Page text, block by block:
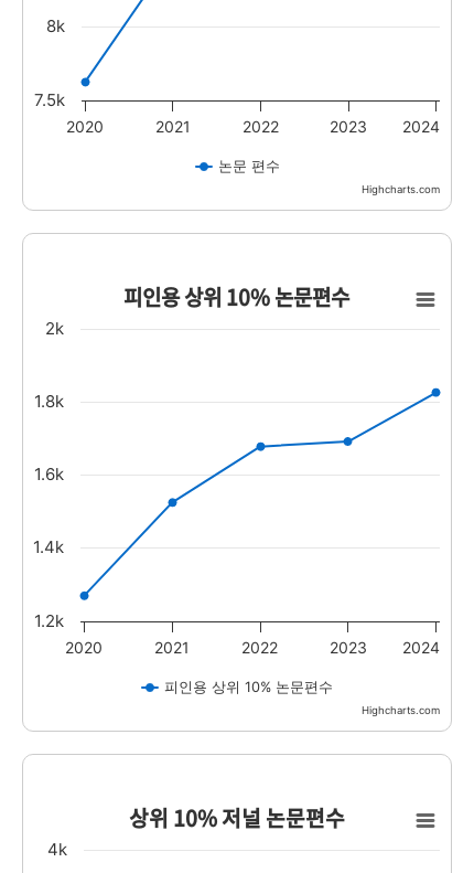
논문 편수
2020 2021 2022 2023 2024
7.5k
8k
Highcharts.com
End of interactive chart.
피인용 상위 10% 논문편수
Line chart with 5 data points.
The chart has 1 X axis displaying values.
피인용 상위 10% 논문편수
피인용 상위 10% 논문편수
2020 2021 2022 2023 2024
1.2k
1.4k
1.6k
1.8k
2k
Highcharts.com
End of interactive chart.
상위 10% 저널 논문편수
Line chart with 5 data points.
The chart has 1 X axis displaying values.
상위 10% 저널 논문편수
4k